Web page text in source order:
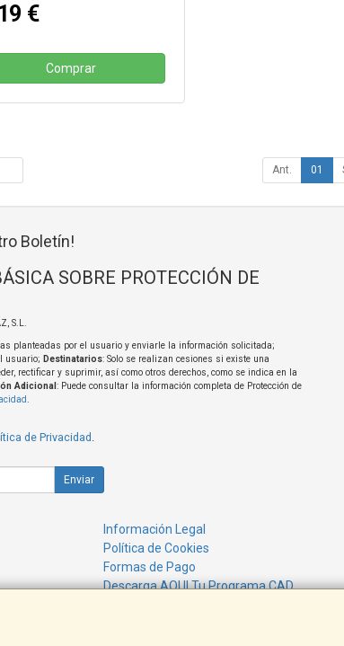
€
Comprar
Ant. 01
Boletín!
SOBRE PROTECCIÓN DE
S.L.
planteadas por el usuario y enviarle la información solicitada;
usuario; Destinatarios: Solo se realizan cesiones si existe una
rectificar y suprimir, así como otros derechos, como se indica en la
Adicional : Puede consultar la información completa de Protección de
.
de Privacidad.
Enviar
Información Legal
Política de Cookies
Formas de Pago
Descarga AQUI Tu Programa CAD